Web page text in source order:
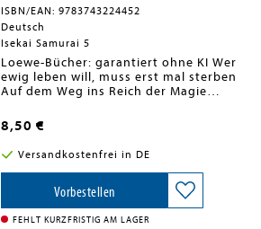
ISBN/EAN: 9783743224452
Deutsch
Isekai Samurai 5
Loewe-Bücher: garantiert ohne KI Wer
ewig leben will, muss erst mal sterben
Auf dem Weg ins Reich der Magie
pulsierenden Grenzstadt Tomarigi.
Immerhin will so eine Reise gut
vorbereitet sein und bisher hatte Ginko
noch nicht mal Zeit für einen
Stadtbummel in dieser anderen Welt.
Doch während sie sich den Bauch mit
lokalen Spezialitäten vollschlägt, bahnt
sich bereits neuer Ärger an. Die Hexe
8,50 €
Versandkostenfrei in DE
Vorbestellen
FEHLT KURZFRISTIG AM LAGER